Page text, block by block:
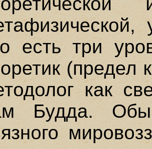
есть три
(предел
как
Будда.